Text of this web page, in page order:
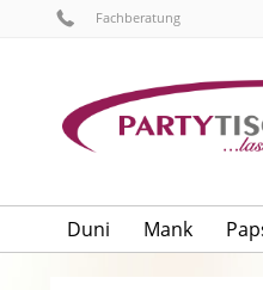
Fachberatung
Duni Mank